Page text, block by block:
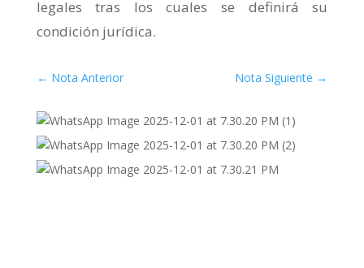
legales tras los cuales se definirá su
condición jurídica.
← Nota Anterior Nota Siguiente →